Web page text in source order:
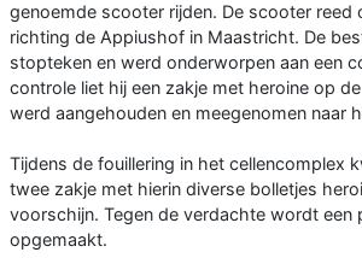
genoemde scooter rijden. De scooter reed
richting de Appiushof in Maastricht. De
stopteken en werd onderworpen aan een
controle liet hij een zakje met heroine op
werd aangehouden en meegenomen naar
Tijdens de fouillering in het cellencomplex
twee zakje met hierin diverse bolletjes
voorschijn. Tegen de verdachte wordt een
opgemaakt.